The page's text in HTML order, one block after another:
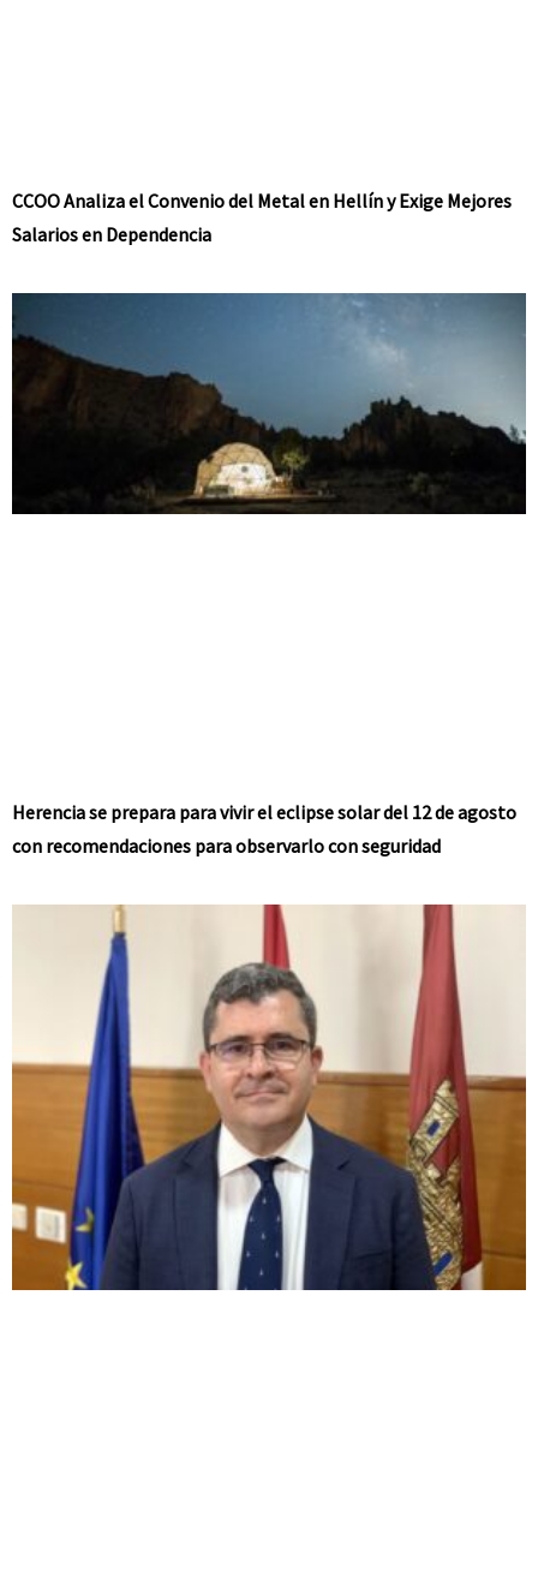
CCOO Analiza el Convenio del Metal en Hellín y Exige Mejores
Salarios en Dependencia
Herencia se prepara para vivir el eclipse solar del 12 de agosto
con recomendaciones para observarlo con seguridad